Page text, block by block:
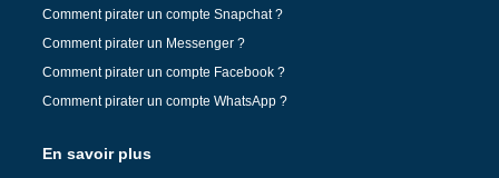
Comment pirater un compte Snapchat ?
Comment pirater un Messenger ?
Comment pirater un compte Facebook ?
Comment pirater un compte WhatsApp ?
En savoir plus